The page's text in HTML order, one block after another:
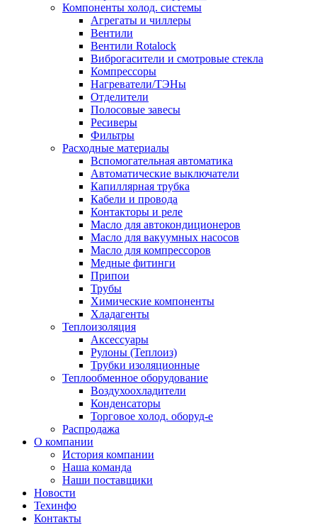
Компоненты холод. системы
Агрегаты и чиллеры
Вентили
Вентили Rotalock
Виброгасители и смотровые стекла
Компрессоры
Нагреватели/ТЭНы
Отделители
Полосовые завесы
Ресиверы
Фильтры
Расходные материалы
Вспомогательная автоматика
Автоматические выключатели
Капиллярная трубка
Кабели и провода
Контакторы и реле
Масло для автокондиционеров
Масло для вакуумных насосов
Масло для компрессоров
Медные фитинги
Припои
Трубы
Химические компоненты
Хладагенты
Теплоизоляция
Аксессуары
Рулоны (Теплоиз)
Трубки изоляционные
Теплообменное оборудование
Воздухоохладители
Конденсаторы
Торговое холод. оборуд-е
Распродажа
О компании
История компании
Наша команда
Наши поставщики
Новости
Техинфо
Контакты